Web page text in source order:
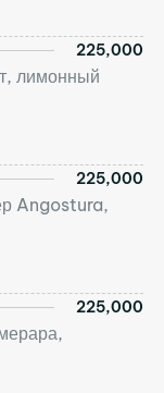
225,000
лимонный
225,000
Angostura,
225,000